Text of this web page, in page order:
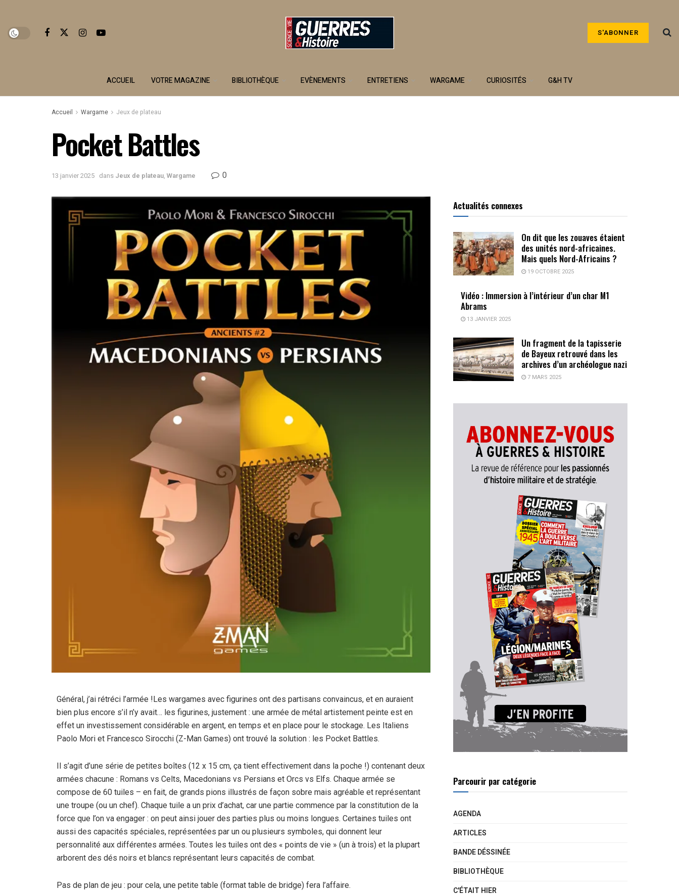
S'ABONNER
ACCUEIL VOTRE MAGAZINE BIBLIOTHÈQUE EVÈNEMENTS ENTRETIENS WARGAME CURIOSITÉS G&H TV
Accueil Wargame Jeux de plateau
Pocket Battles
13 janvier 2025 dans Jeux de plateau, Wargame 0
Général, j’ai rétréci l’armée !Les wargames avec figurines ont des partisans convaincus, et en auraient
bien plus encore s’il n’y avait… les figurines, justement : une armée de métal artistement peinte est en
effet un investissement considérable en argent, en temps et en place pour le stockage. Les Italiens
Paolo Mori et Francesco Sirocchi (Z-Man Games) ont trouvé la solution : les Pocket Battles.
Il s’agit d’une série de petites boîtes (12 x 15 cm, ça tient effectivement dans la poche !) contenant deux
armées chacune : Romans vs Celts, Macedonians vs Persians et Orcs vs Elfs. Chaque armée se
compose de 60 tuiles – en fait, de grands pions illustrés de façon sobre mais agréable et représentant
une troupe (ou un chef). Chaque tuile a un prix d’achat, car une partie commence par la constitution de la
force que l’on va engager : on peut ainsi jouer des parties plus ou moins longues. Certaines tuiles ont
aussi des capacités spéciales, représentées par un ou plusieurs symboles, qui donnent leur
personnalité aux différentes armées. Toutes les tuiles ont des « points de vie » (un à trois) et la plupart
arborent des dés noirs et blancs représentant leurs capacités de combat.
Pas de plan de jeu : pour cela, une petite table (format table de bridge) fera l’affaire.
Actualités connexes
On dit que les zouaves étaient
des unités nord-africaines.
Mais quels Nord-Africains ?
19 OCTOBRE 2025
Vidéo : Immersion à l’intérieur d’un char M1
Abrams
13 JANVIER 2025
Un fragment de la tapisserie
de Bayeux retrouvé dans les
archives d’un archéologue nazi
7 MARS 2025
Parcourir par catégorie
AGENDA
ARTICLES
BANDE DÉSSINÉE
BIBLIOTHÈQUE
C'ÉTAIT HIER